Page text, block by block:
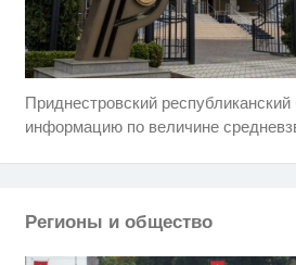
Приднестровский
информацию по величине
Регионы и общество
Скрытая камера на пляже
когда их не видят...
Ржу не переставая, это
Ролик из Омска: вы будете